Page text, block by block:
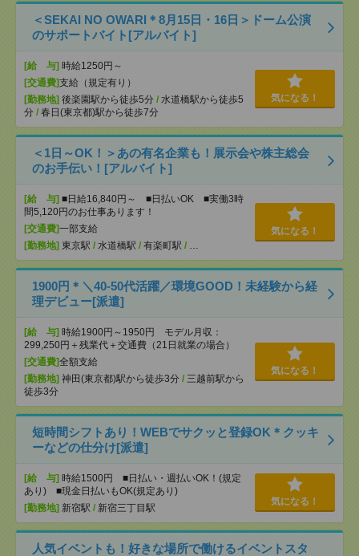
＜SEKAI NO OWARI＊8月15日・16日＞ドーム公演
のサポートバイト[アルバイト]
[給 与] 時給1250円～
[交通費]支給（規定有り）
[勤務地] 後楽園駅から徒歩5分 / 水道橋駅から徒歩5
分 / 春日(東京都)駅から徒歩7分
気になる！
＜1日～OK！＞あの有名企業も！展示会や株主総会
のお手伝い！[アルバイト]
[給 与] ■日給16,840円～ ■日払いOK ■実働3時
間5,120円のお仕事あります！
[交通費]一部支給
[勤務地] 東京駅 / 水道橋駅 / 有楽町駅 / …
気になる！
1900円＊＼40-50代活躍／環境GOOD！未経験から経
理デビュー[派遣]
[給 与] 時給1900円～1950円 モデル月収：
299,250円＋残業代＋交通費（21日就業の場合）
[交通費]全額支給
[勤務地] 神田(東京都)駅から徒歩3分 / 三越前駅から
徒歩3分
気になる！
短時間シフトあり！WEBでサクッと登録OK＊クッキ
ーなどの仕分け[派遣]
[給 与] 時給1500円 ■日払い・週払いOK！(規定
あり) ■現金日払いもOK(規定あり)
[勤務地] 新宿駅 / 新宿三丁目駅
気になる！
人気イベントも！好きな場所で働けるイベントスタ